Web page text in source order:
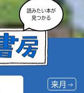
見つかる
来月